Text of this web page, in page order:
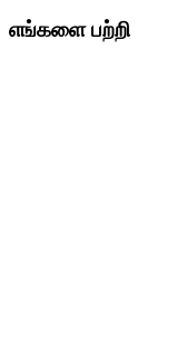
எங்களை பற்றி